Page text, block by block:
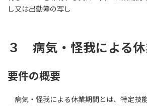
し又は出勤簿の写し
３ 病気・怪我による
要件の概要
病気・怪我による休業期間とは、特定技